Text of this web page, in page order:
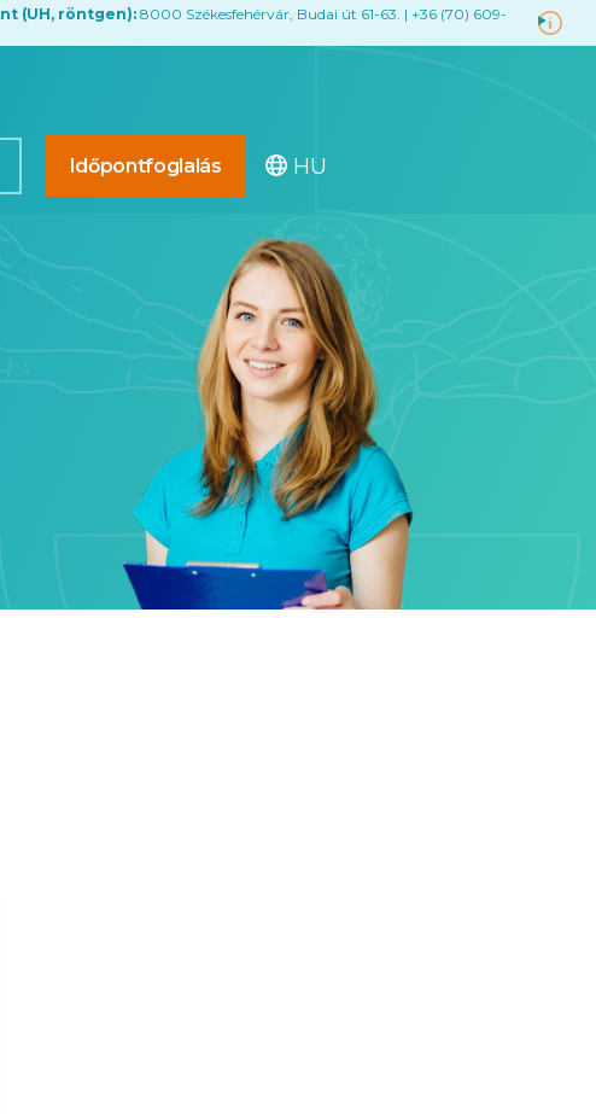
(UH, röntgen): 8000 Székesfehérvár, Budai út 61-63. | +36 (70) 609-
Időpontfoglalás HU